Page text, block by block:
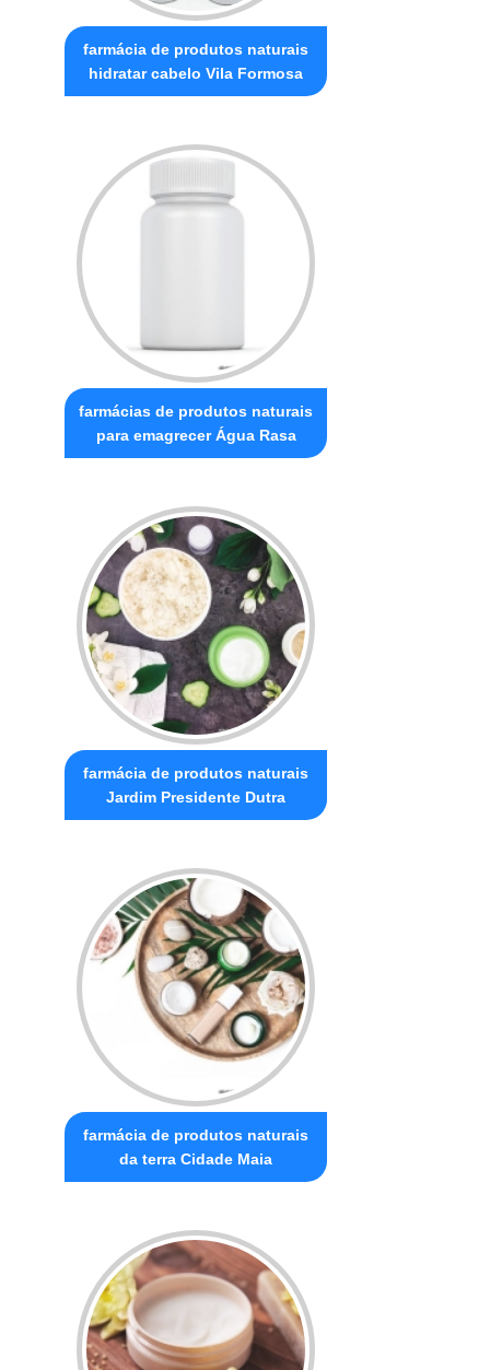
farmácia de produtos naturais
hidratar cabelo Vila Formosa
farmácias de produtos naturais
para emagrecer Água Rasa
farmácia de produtos naturais
Jardim Presidente Dutra
farmácia de produtos naturais
da terra Cidade Maia